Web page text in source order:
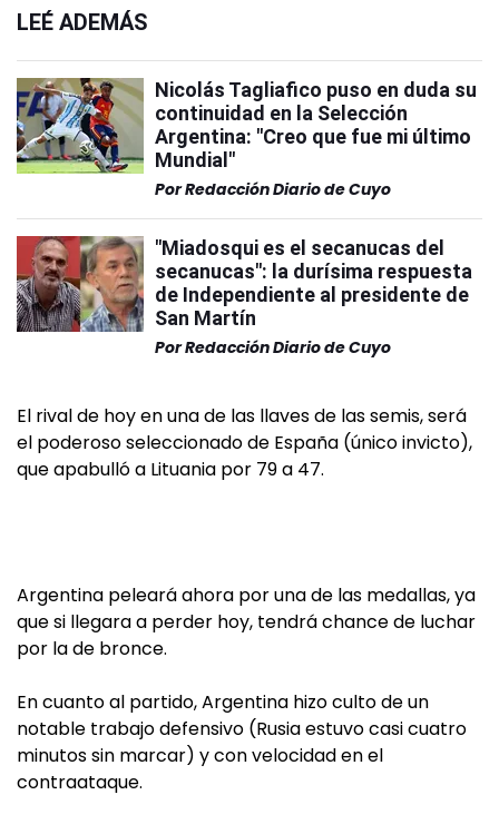
LEÉ ADEMÁS
Nicolás Tagliafico puso en duda su
continuidad en la Selección
Argentina: "Creo que fue mi último
Mundial"
PorRedacción Diario de Cuyo
"Miadosqui es el secanucas del
secanucas": la durísima respuesta
de Independiente al presidente de
San Martín
PorRedacción Diario de Cuyo
El rival de hoy en una de las llaves de las semis, será
el poderoso seleccionado de España (único invicto),
que apabulló a Lituania por 79 a 47.
Argentina peleará ahora por una de las medallas, ya
que si llegara a perder hoy, tendrá chance de luchar
por la de bronce.
En cuanto al partido, Argentina hizo culto de un
notable trabajo defensivo (Rusia estuvo casi cuatro
minutos sin marcar) y con velocidad en el
contraataque.